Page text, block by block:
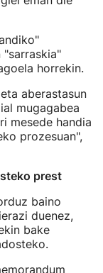
"sarraskia"
horrekin.
aberastasun
mugagabea
mesede handia
prozesuan",
prest
baino
duenez,
bake